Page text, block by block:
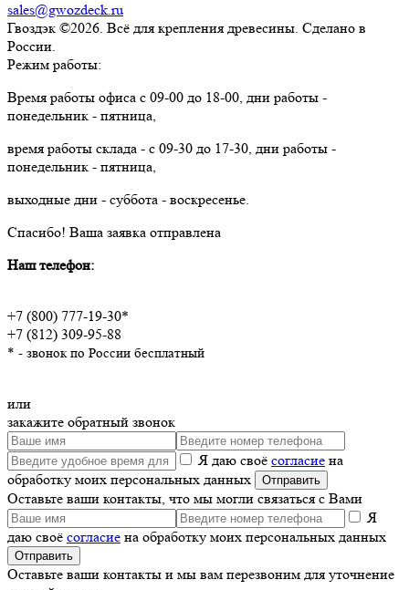
sales@gwozdeck.ru
Гвоздэк ©2026. Всё для крепления древесины. Сделано в
России.
Режим работы:
Время работы офиса с 09-00 до 18-00, дни работы -
понедельник - пятница,
время работы склада - с 09-30 до 17-30, дни работы -
понедельник - пятница,
выходные дни - суббота - воскресенье.
Спасибо! Ваша заявка отправлена
Наш телефон:
+7 (800) 777-19-30*
+7 (812) 309-95-88
* - звонок по России бесплатный
или
закажите обратный звонок
Я даю своё согласие на
обработку моих персональных данных
Оставьте ваши контакты, что мы могли связаться с Вами
Я
даю своё согласие на обработку моих персональных данных
Оставьте ваши контакты и мы вам перезвоним для уточнение